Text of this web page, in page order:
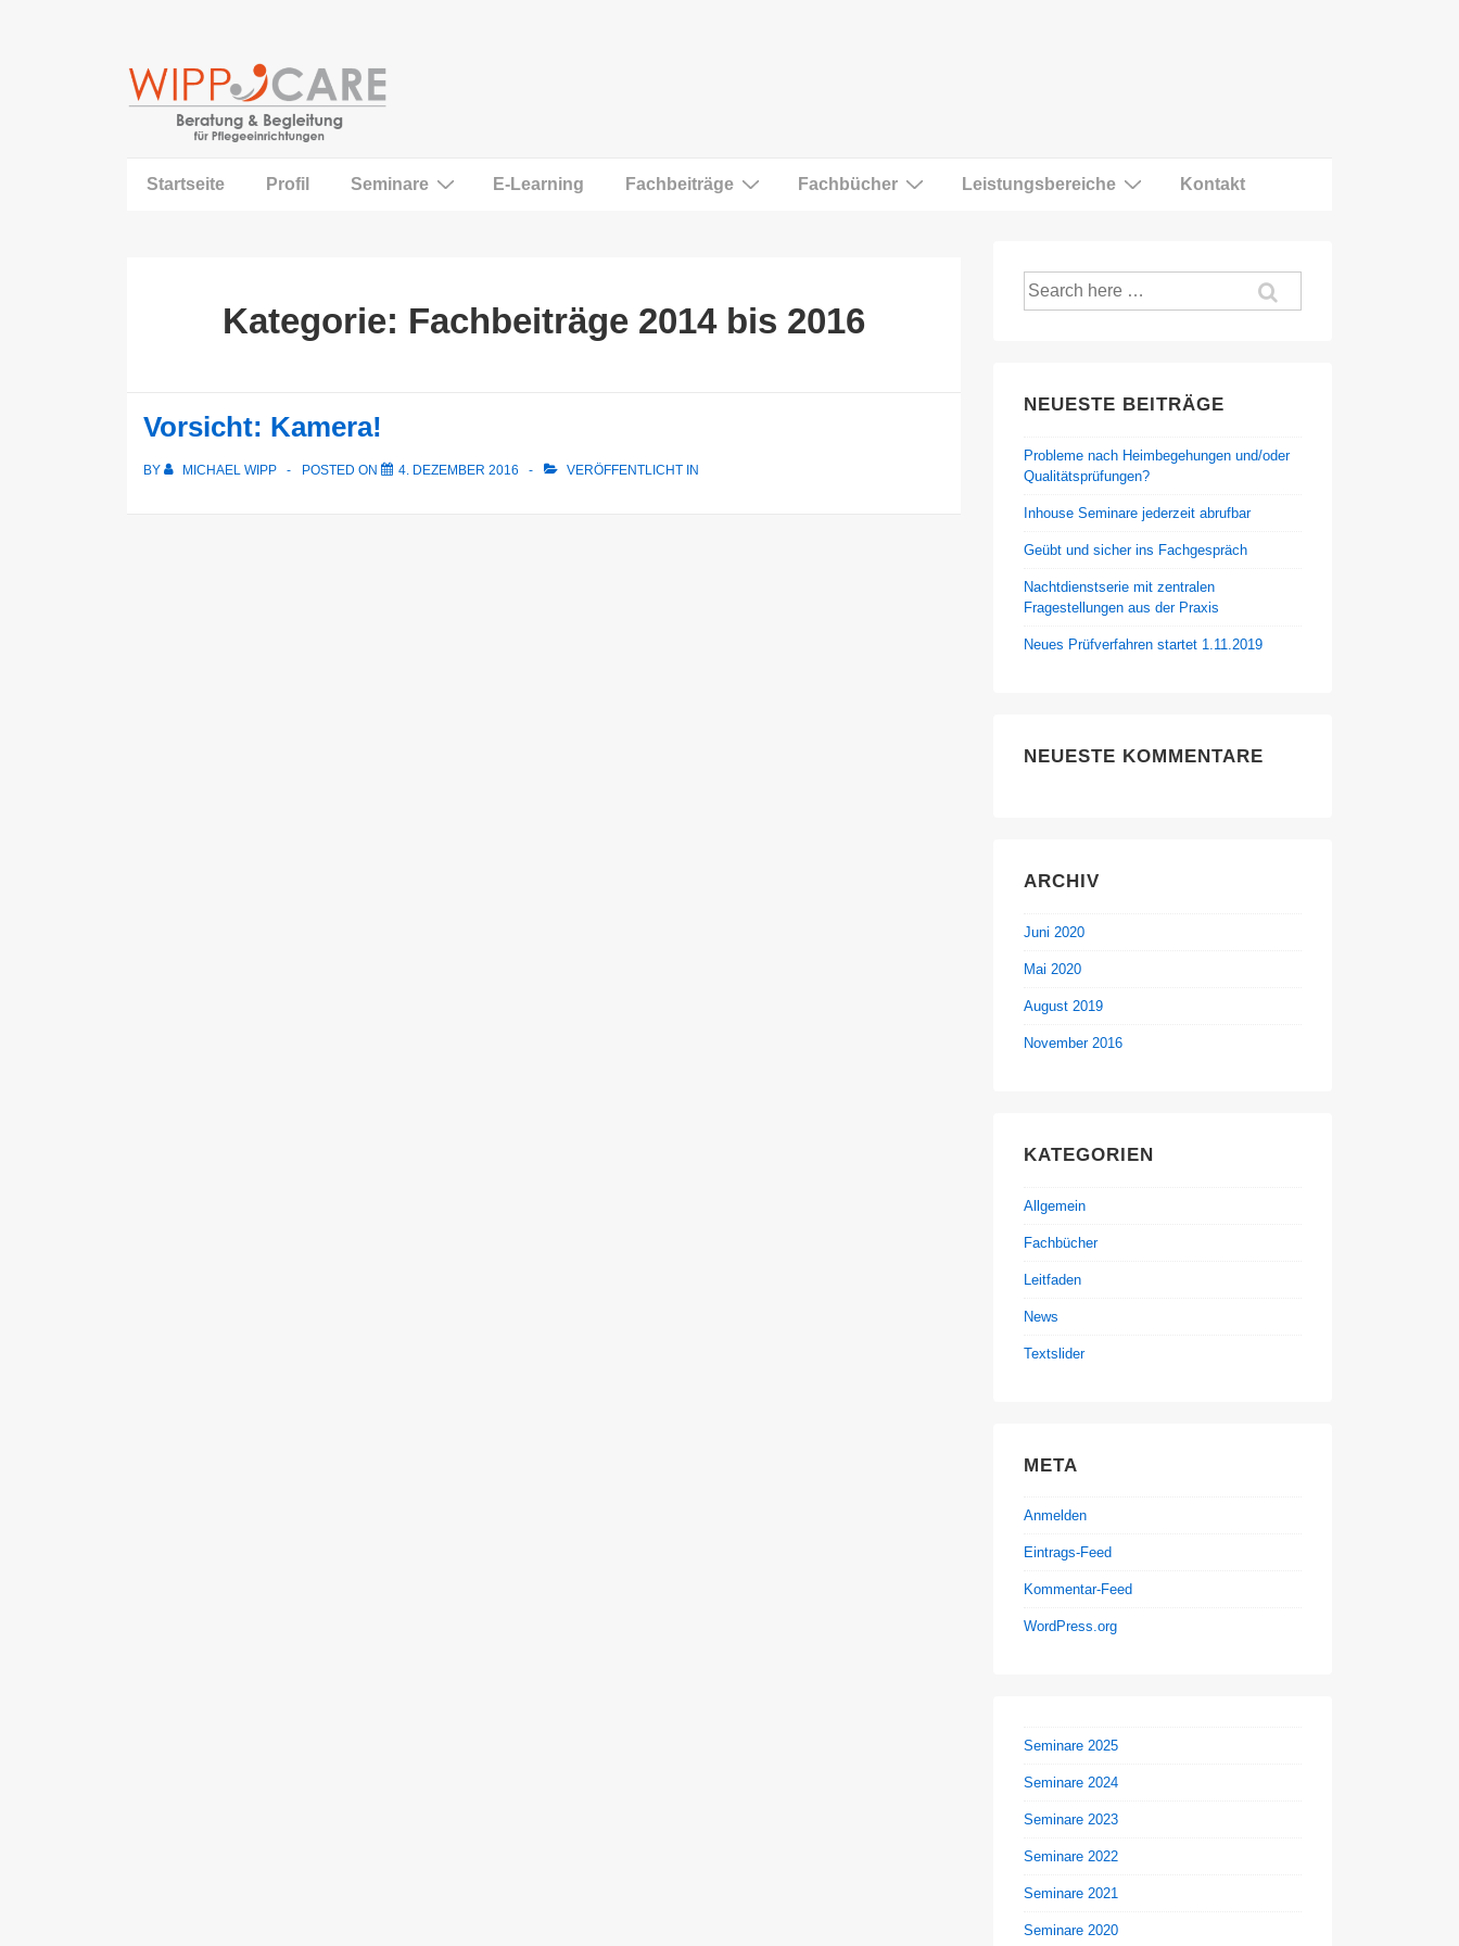
Navigation
Startseite Profil Seminare E-Learning Fachbeiträge Fachbücher Leistungsbereiche Kontakt
Kategorie: Fachbeiträge 2014 bis 2016
Vorsicht: Kamera!
BY MICHAEL WIPP POSTED ON 4. DEZEMBER 2016 VERÖFFENTLICHT IN
Suche
nach:
NEUESTE BEITRÄGE
Probleme nach Heimbegehungen und/oder
Qualitätsprüfungen?
Inhouse Seminare jederzeit abrufbar
Geübt und sicher ins Fachgespräch
Nachtdienstserie mit zentralen
Fragestellungen aus der Praxis
Neues Prüfverfahren startet 1.11.2019
NEUESTE KOMMENTARE
ARCHIV
Juni 2020
Mai 2020
August 2019
November 2016
KATEGORIEN
Allgemein
Fachbücher
Leitfaden
News
Textslider
META
Anmelden
Eintrags-Feed
Kommentar-Feed
WordPress.org
Seminare 2025
Seminare 2024
Seminare 2023
Seminare 2022
Seminare 2021
Seminare 2020